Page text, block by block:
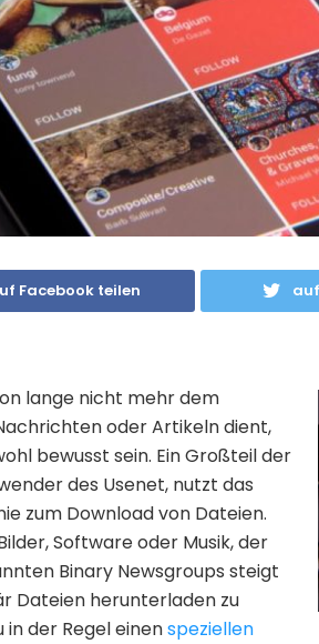
Facebook teilen
lange nicht mehr dem
oder Artikeln dient,
bewusst sein. Ein Großteil der
des Usenet, nutzt das
zum Download von Dateien.
Software oder Musik, der
Binary Newsgroups steigt
Dateien herunterladen zu
der Regel einenspeziellen